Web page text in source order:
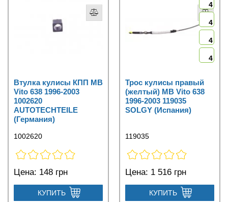
Втулка кулисы КПП MB
Vito 638 1996-2003
1002620
AUTOTECHTEILE
(Германия)
1002620
Цена: 148 грн
КУПИТЬ
4
4
4
4
Трос кулисы правый
(желтый) MB Vito 638
1996-2003 119035
SOLGY (Испания)
119035
Цена: 1 516 грн
КУПИТЬ